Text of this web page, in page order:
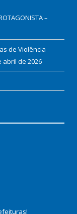
–
de Violência
abril de 2026
!